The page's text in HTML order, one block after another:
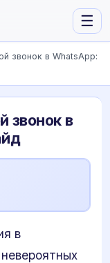
☰
звонок в WhatsApp:
звонок в
в